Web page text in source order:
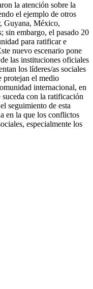
la atención sobre la
el ejemplo de otros
Guyana, México,
sin embargo, el pasado 20
para ratificar e
nuevo escenario pone
las instituciones oficiales
los líderes/as sociales
protejan el medio
internacional, en
suceda con la ratificación
seguimiento de esta
en la que los conflictos
especialmente los